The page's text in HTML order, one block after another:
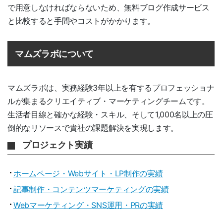
で用意しなければならないため、無料ブログ作成サービス
と比較すると手間やコストがかかります。
マムズラボについて
マムズラボは、実務経験3年以上を有するプロフェッショナ
ルが集まるクリエイティブ・マーケティングチームです。
生活者目線と確かな経験・スキル、そして1,000名以上の圧
倒的なリソースで貴社の課題解決を実現します。
プロジェクト実績
ホームページ・Webサイト・LP制作の実績
記事制作・コンテンツマーケティングの実績
Webマーケティング・SNS運用・PRの実績